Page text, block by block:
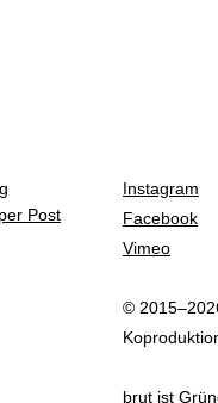
Post
Instagram
Facebook
Vimeo
©
brut ist